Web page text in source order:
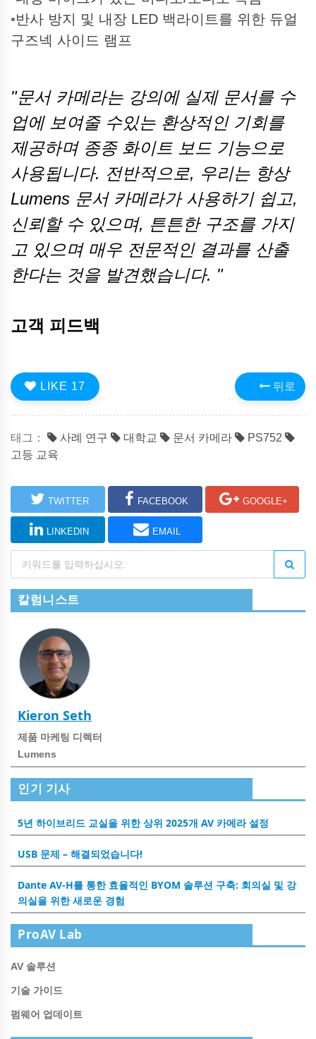
•반사 방지 및 내장 LED 백라이트를 위한 듀얼
구즈넥 사이드 램프
"문서 카메라는 강의에 실제 문서를 수
업에 보여줄 수있는 환상적인 기회를
제공하며 종종 화이트 보드 기능으로
사용됩니다. 전반적으로, 우리는 항상
Lumens 문서 카메라가 사용하기 쉽고,
신뢰할 수 있으며, 튼튼한 구조를 가지
고 있으며 매우 전문적인 결과를 산출
한다는 것을 발견했습니다. "
고객 피드백
뒤로
LIKE 17
태그： 사례 연구 대학교 문서 카메라
PS752
고등 교육
TWITTER FACEBOOK GOOGLE+
LINKEDIN EMAIL
칼럼니스트
Kieron Seth
제품 마케팅 디렉터
Lumens
인기 기사
5년 하이브리드 교실을 위한 상위 2025개 AV 카메라 설정
USB 문제 – 해결되었습니다!
Dante AV-H를 통한 효율적인 BYOM 솔루션 구축: 회의실 및 강
의실을 위한 새로운 경험
ProAV Lab
AV 솔루션
기술 가이드
펌웨어 업데이트